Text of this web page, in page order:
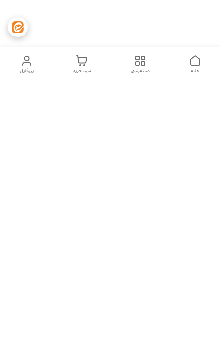
پروفایل سبد خرید دسته‌بندی خانه